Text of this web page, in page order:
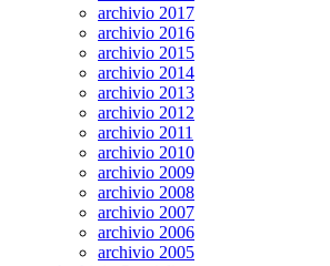
archivio 2017
archivio 2016
archivio 2015
archivio 2014
archivio 2013
archivio 2012
archivio 2011
archivio 2010
archivio 2009
archivio 2008
archivio 2007
archivio 2006
archivio 2005